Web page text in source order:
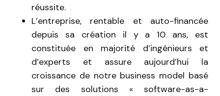
réussite.
L’entreprise, rentable et auto-financée
depuis sa création il y a 10 ans, est
constituée en majorité d’ingénieurs et
d’experts et assure aujourd’hui la
croissance de notre business model basé
sur des solutions « software-as-a-